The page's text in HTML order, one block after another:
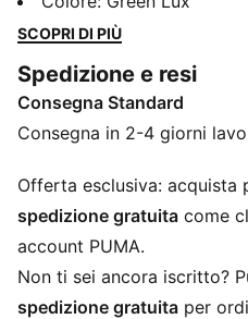
paddock: capi ufficiali,
curva.
DETTAGLI
Vestibilità: Regolare
Collo: Colletto
Maniche corte
Lunghezza: Regolare
ARAMCO F1® TEAM
SCOPRI DI PIÙ
Spedizione e resi
Consegna Standard
Consegna in 2-4 giorni
Offerta esclusiva:
spedizione gratuita come
account PUMA.
Non ti sei ancora iscritto?
spedizione gratuita per